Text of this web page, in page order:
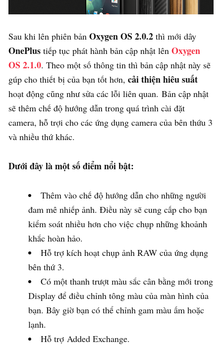
Sau khi lên phiên bản Oxygen OS 2.0.2 thì mới dây
OnePlus tiếp tục phát hành bản cập nhật lên Oxygen
OS 2.1.0. Theo một số thông tin thì bản cập nhật này sẽ
gúp cho thiết bị của bạn tốt hơn, cải thiện hiêu suất
hoạt động cũng như sửa các lỗi liên quan. Bản cập nhật
sẽ thêm chế độ hướng dẫn trong quá trình cài đặt
camera, hỗ trợi cho các ứng dụng camera của bên thứu 3
và nhiều thứ khác.
Dưới đây là một số điểm nổi bật:
Thêm vào chế độ hướng dẫn cho những người
đam mê nhiếp ảnh. Điều này sẽ cung cấp cho bạn
kiểm soát nhiều hơn cho việc chụp những khoảnh
khắc hoàn hảo.
Hỗ trợ kích hoạt chụp ảnh RAW của ứng dụng
bên thứ 3.
Có một thanh trượt màu sắc cân bằng mới trong
Display để điều chỉnh tông màu của màn hình của
bạn. Bây giờ bạn có thể chỉnh gam màu ấm hoặc
lạnh.
Hỗ trợ Added Exchange.